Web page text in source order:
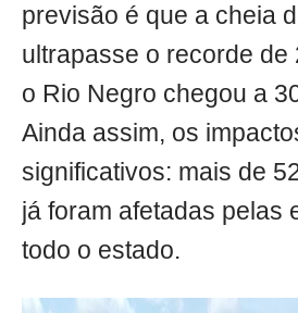
previsão é que a cheia
ultrapasse o recorde de
o Rio Negro chegou a
Ainda assim, os
significativos: mais de
já foram afetadas pelas
todo o estado.